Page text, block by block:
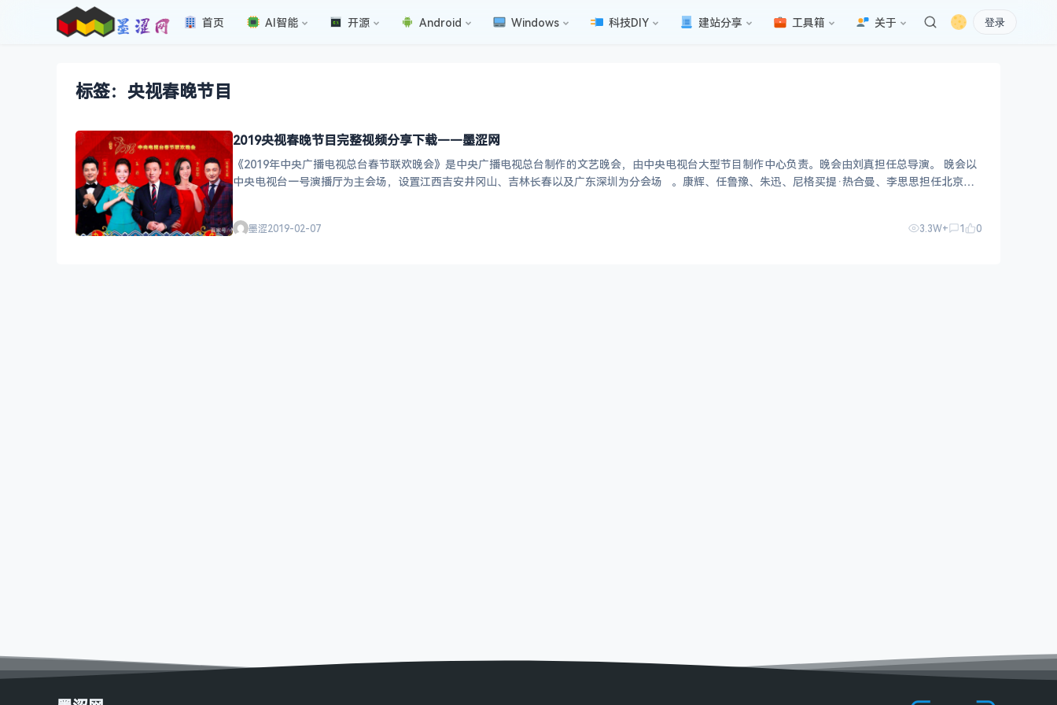
首页 AI智能 开源 Android Windows 科技DIY 建站分享 工具箱 关于 登录
标签：央视春晚节目
2019央视春晚节目完整视频分享下载——墨涩网
《2019年中央广播电视总台春节联欢晚会》是中央广播电视总台制作的文艺晚会，由中央电视台大型节目制作中心负责。晚会由刘真担任总导演。 晚会以
中央电视台一号演播厅为主会场，设置江西吉安井冈山、吉林长春以及广东深圳为分会场 。康辉、任鲁豫、朱迅、尼格买提·热合曼、李思思担任北京主
墨涩2019-02-07 3.3W+ 1 0